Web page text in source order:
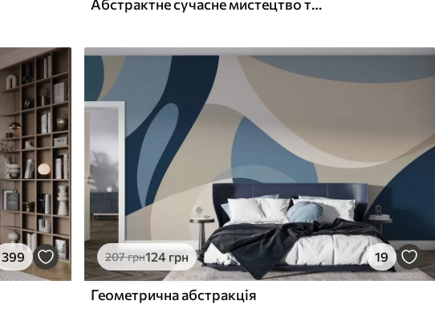
Абстрактне сучасне мистецтво текстурованих геометричних форм у відтінках коричневого, сірого та бежевого
399 207грн124 грн 19
Геометрична абстракція